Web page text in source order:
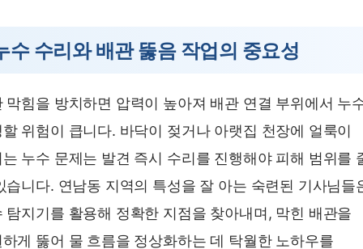
수 수리와 배관 뚫음 작업의 중요성
막힘을 방치하면 압력이 높아져 배관 연결 부위에서 누
위험이 큽니다. 바닥이 젖거나 아랫집 천장에 얼룩이
누수 문제는 발견 즉시 수리를 진행해야 피해 범위를
습니다. 연남동 지역의 특성을 잘 아는 숙련된 기사님들
탐지기를 활용해 정확한 지점을 찾아내며, 막힌 배관을
게 뚫어 물 흐름을 정상화하는 데 탁월한 노하우를